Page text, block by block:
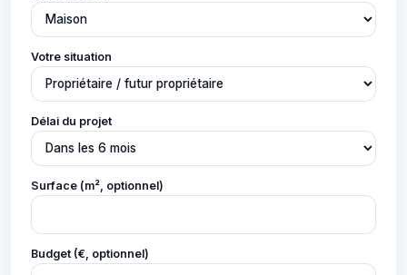
Votre situation
Délai du projet
Surface (m², optionnel)
Budget (€, optionnel)